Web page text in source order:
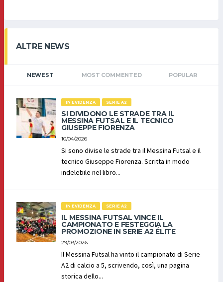
ALTRE NEWS
NEWEST MOST COMMENTED POPULAR
IN EVIDENZA SERIE A2
SI DIVIDONO LE STRADE TRA IL
MESSINA FUTSAL E IL TECNICO
GIUSEPPE FIORENZA
10/04/2026
Si sono divise le strade tra il Messina Futsal e il
tecnico Giuseppe Fiorenza. Scritta in modo
indelebile nel libro...
IN EVIDENZA SERIE A2
IL MESSINA FUTSAL VINCE IL
CAMPIONATO E FESTEGGIA LA
PROMOZIONE IN SERIE A2 ÉLITE
29/03/2026
Il Messina Futsal ha vinto il campionato di Serie
A2 di calcio a 5, scrivendo, così, una pagina
storica dello...